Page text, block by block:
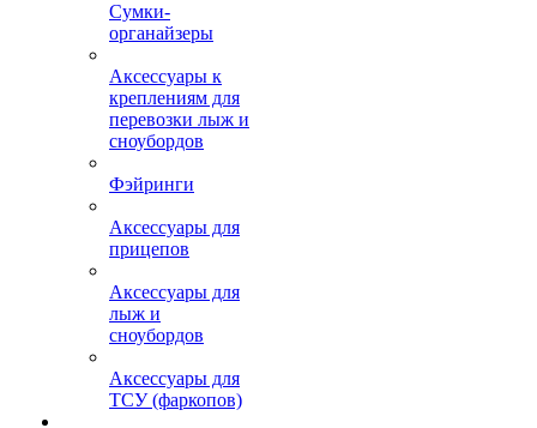
Сумки-
органайзеры
Аксессуары к
креплениям для
перевозки лыж и
сноубордов
Фэйринги
Аксессуары для
прицепов
Аксессуары для
лыж и
сноубордов
Аксессуары для
ТСУ (фаркопов)